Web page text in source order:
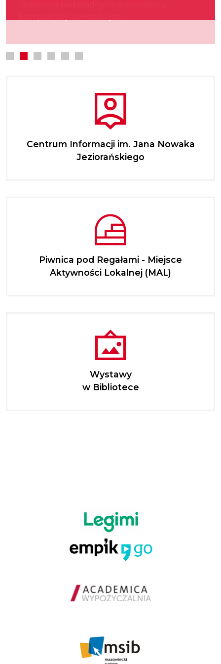
Centrum Informacji im. Jana Nowaka
Jeziorańskiego
Piwnica pod Regałami - Miejsce
Aktywności Lokalnej (MAL)
Wystawy
w Bibliotece